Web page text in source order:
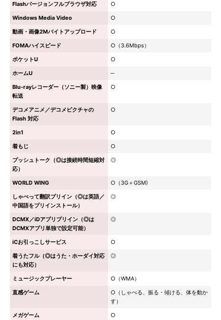
Flashバージョンフルブラウザ対応
○
Windows Media Video
○
動画・画像2Mバイトアップロード
○
FOMAハイスピード
○（3.6Mbps）
ポケットU
○
ホームU
─
Blu-rayレコーダー（ソニー製）映像
転送
○
デコメアニメ／デコメピクチャの
Flash 対応
○
2in1
○
着もじ
○
プッシュトーク（◎は接続時間短縮対
応）
◎
WORLD WING
○（3G＋GSM)
しゃべって翻訳プリイン（◎は英語／
中国語をプリインストール）
◎
DCMX／iDアプリプリイン（◎は
DCMXアプリ単独で設定可能）
◎
iCお引っこしサービス
○
着うたフル（◎はうた・ホーダイ対応
にも対応）
◎
ミュージックプレーヤー
○（WMA）
直感ゲーム
○（しゃべる、振る・傾ける、体を動か
す）
メガゲーム
○